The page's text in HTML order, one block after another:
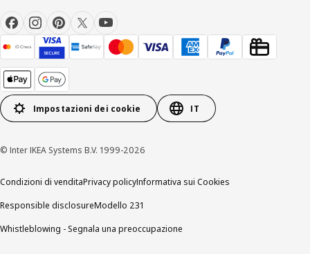
Impostazioni dei cookie IT
© Inter IKEA Systems B.V. 1999-2026
Condizioni di venditaPrivacy policyInformativa sui Cookies
Responsible disclosureModello 231
Whistleblowing - Segnala una preoccupazione